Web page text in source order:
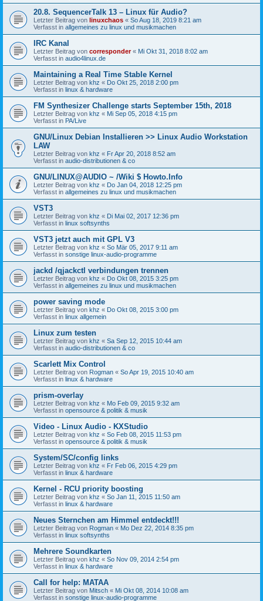
20.8. SequencerTalk 13 – Linux für Audio?
Letzter Beitrag von linuxchaos « So Aug 18, 2019 8:21 am
Verfasst in allgemeines zu linux und musikmachen
IRC Kanal
Letzter Beitrag von corresponder« Mi Okt 31, 2018 8:02 am
Verfasst in audio4linux.de
Maintaining a Real Time Stable Kernel
Letzter Beitrag von khz « Do Okt 25, 2018 2:00 pm
Verfasst in linux & hardware
FM Synthesizer Challenge starts September 15th, 2018
Letzter Beitrag von khz « Mi Sep 05, 2018 4:15 pm
Verfasst in PA/Live
GNU/Linux Debian Installieren >> Linux Audio Workstation
LAW
Letzter Beitrag von khz « Fr Apr 20, 2018 8:52 am
Verfasst in audio-distributionen & co
GNU/LINUX@AUDIO ~ /Wiki $ Howto.Info
Letzter Beitrag von khz « Do Jan 04, 2018 12:25 pm
Verfasst in allgemeines zu linux und musikmachen
VST3
Letzter Beitrag von khz « Di Mai 02, 2017 12:36 pm
Verfasst in linux softsynths
VST3 jetzt auch mit GPL V3
Letzter Beitrag von khz « So Mär 05, 2017 9:11 am
Verfasst in sonstige linux-audio-programme
jackd /qjackctl verbindungen trennen
Letzter Beitrag von khz « Do Okt 08, 2015 3:25 pm
Verfasst in allgemeines zu linux und musikmachen
power saving mode
Letzter Beitrag von khz « Do Okt 08, 2015 3:00 pm
Verfasst in linux allgemein
Linux zum testen
Letzter Beitrag von khz « Sa Sep 12, 2015 10:44 am
Verfasst in audio-distributionen & co
Scarlett Mix Control
Letzter Beitrag von Rogman « So Apr 19, 2015 10:40 am
Verfasst in linux & hardware
prism-overlay
Letzter Beitrag von khz « Mo Feb 09, 2015 9:32 am
Verfasst in opensource & politik & musik
Video - Linux Audio - KXStudio
Letzter Beitrag von khz « So Feb 08, 2015 11:53 pm
Verfasst in opensource & politik & musik
System/SC/config links
Letzter Beitrag von khz « Fr Feb 06, 2015 4:29 pm
Verfasst in linux & hardware
Kernel - RCU priority boosting
Letzter Beitrag von khz « So Jan 11, 2015 11:50 am
Verfasst in linux & hardware
Neues Sternchen am Himmel entdeckt!!!
Letzter Beitrag von Rogman « Mo Dez 22, 2014 8:35 pm
Verfasst in linux softsynths
Mehrere Soundkarten
Letzter Beitrag von khz « So Nov 09, 2014 2:54 pm
Verfasst in linux & hardware
Call for help: MATAA
Letzter Beitrag von Mitsch « Mi Okt 08, 2014 10:08 am
Verfasst in sonstige linux-audio-programme